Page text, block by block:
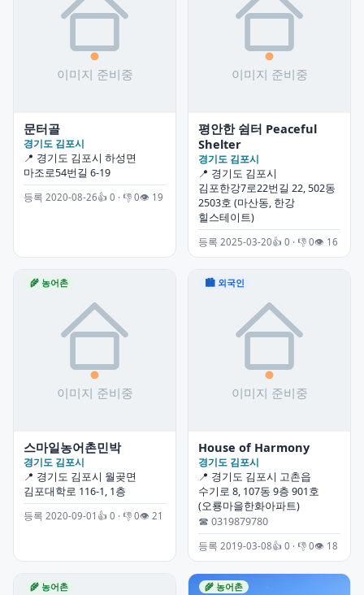
문터골
경기도 김포시
📍 경기도 김포시 하성면
마조로54번길 6-19
등록 2020-08-26👍 0 · 👎 0👁 19
평안한 쉼터 Peaceful
Shelter
경기도 김포시
📍 경기도 김포시
김포한강7로22번길 22, 502동
2503호 (마산동, 한강
힐스테이트)
등록 2025-03-20👍 0 · 👎 0👁 16
🌾 농어촌
스마일농어촌민박
경기도 김포시
📍 경기도 김포시 월곶면
김포대학로 116-1, 1층
등록 2020-09-01 👍 0 · 👎 0👁 21
🏙 외국인
House of Harmony
경기도 김포시
📍 경기도 김포시 고촌읍
수기로 8, 107동 9층 901호
(오룡마을한화아파트)
☎ 0319879780
등록 2019-03-08👍 0 · 👎 0👁 18
🌾 농어촌 🌾 농어촌